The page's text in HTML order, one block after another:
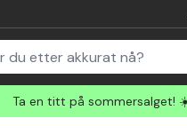
Ta en titt på sommersalget!